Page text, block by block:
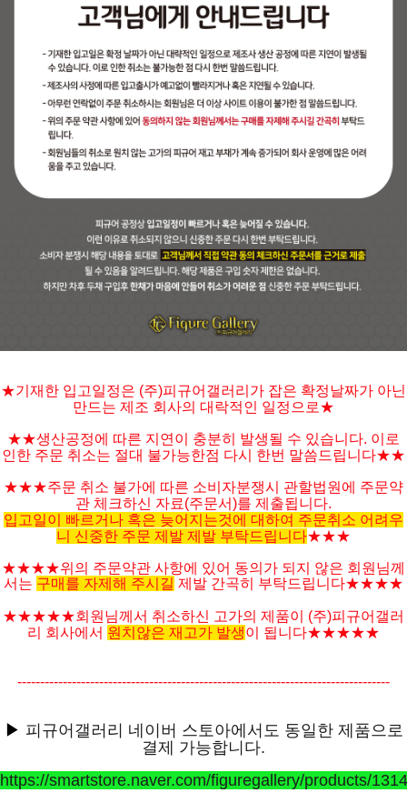
★기재한 입고일정은 (주)피규어갤러리가 잡은 확정날짜가 아닌
만드는 제조 회사의 대락적인 일정으로★
★★생산공정에 따른 지연이 충분히 발생될 수 있습니다. 이로
인한 주문 취소는 절대 불가능한점 다시 한번 말씀드립니다★★
★★★주문 취소 불가에 따른 소비자분쟁시 관할법원에 주문약
관 체크하신 자료(주문서)를 제출됩니다.
입고일이 빠르거나 혹은 늦어지는것에 대하여 주문취소 어려우
니 신중한 주문 제발 제발 부탁드립니다★★★
★★★★위의 주문약관 사항에 있어 동의가 되지 않은 회원님께
서는 구매를 자제해 주시길 제발 간곡히 부탁드립니다★★★★
★★★★★회원님께서 취소하신 고가의 제품이 (주)피규어갤러
리 회사에서 원치않은 재고가 발생이 됩니다★★★★★
----------------------------------------------------------------------------------
▶ 피규어갤러리 네이버 스토아에서도 동일한 제품으로
결제 가능합니다.
https://smartstore.naver.com/figuregallery/products/